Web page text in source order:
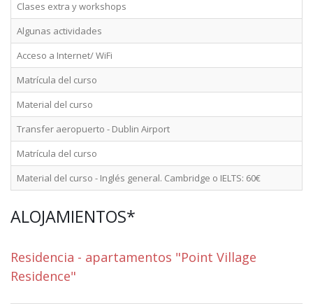
Clases extra y workshops
Algunas actividades
Acceso a Internet/ WiFi
Matrícula del curso
Material del curso
Transfer aeropuerto - Dublin Airport
Matrícula del curso
Material del curso - Inglés general. Cambridge o IELTS: 60€
ALOJAMIENTOS*
Residencia - apartamentos "Point Village
Residence"